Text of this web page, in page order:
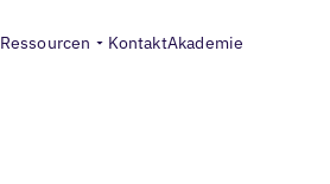
Ressourcen KontaktAkademie